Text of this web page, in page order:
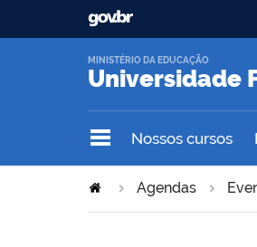
Universidade
MINISTÉRIO DA EDUCAÇÃO
Nossos cursos
Agendas